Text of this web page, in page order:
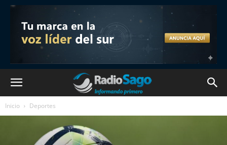
Inicio Deportes